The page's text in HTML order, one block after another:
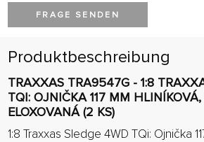
FRAGE SENDEN
Produktbeschreibung
TRAXXAS TRA9547G - 1:8
TQI: OJNIČKA 117 MM HLINÍKOVÁ,
ELOXOVANÁ (2 KS)
1:8 Traxxas Sledge 4WD TQi: Ojnička